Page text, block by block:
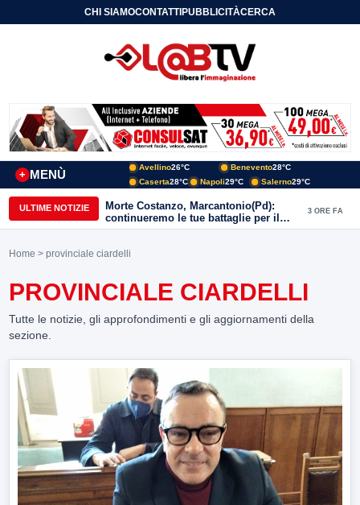
CHI SIAMOCONTATTIPUBBLICITÀCERCA
MENÙ
+
Avellino26°C Benevento28°C
Caserta28°C Napoli29°C Salerno29°C
ULTIME NOTIZIE
Morte Costanzo, Marcantonio(Pd):
continueremo le tue battaglie per il
Sannio
3 ORE FA
Home > provinciale ciardelli
PROVINCIALE CIARDELLI
Tutte le notizie, gli approfondimenti e gli aggiornamenti della
sezione.